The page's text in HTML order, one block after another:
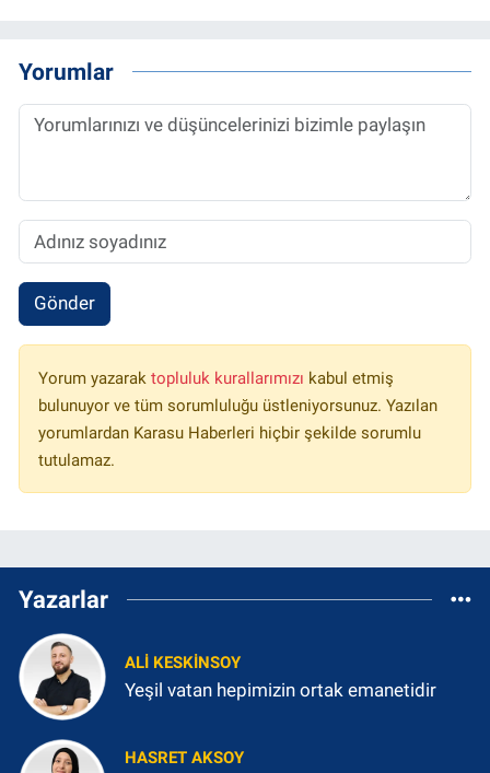
Yorumlar
Gönder
Yorum yazarak topluluk kurallarımızı kabul etmiş
bulunuyor ve tüm sorumluluğu üstleniyorsunuz. Yazılan
yorumlardan Karasu Haberleri hiçbir şekilde sorumlu
tutulamaz.
Yazarlar
ALI KESKINSOY
Yeşil vatan hepimizin ortak emanetidir
HASRET AKSOY